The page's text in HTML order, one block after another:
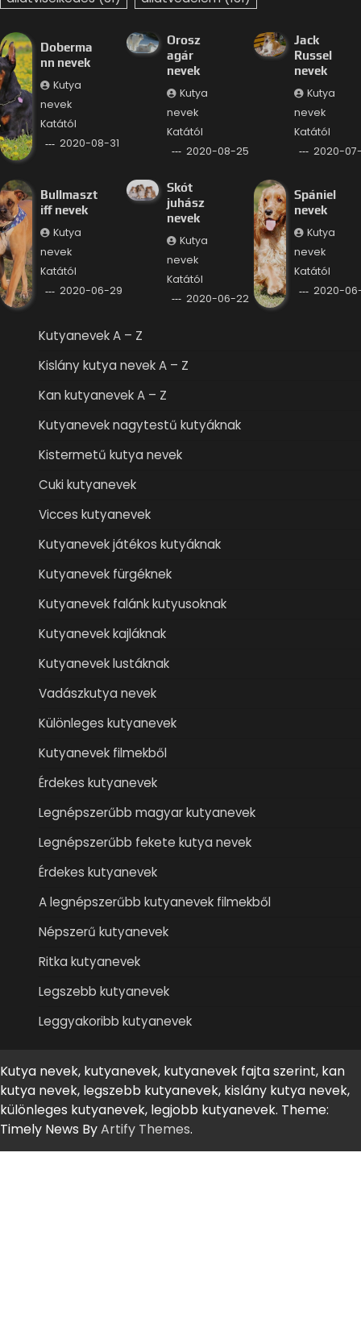
Doberma
nn nevek
Kutya
nevek
Katától
2020-08-31
Orosz
agár
nevek
Kutya
nevek
Katától
2020-08-25
Jack
Russel
nevek
Kutya
nevek
Katától
2020-
Bullmaszt
iff nevek
Kutya
nevek
Katától
2020-06-29
Skót
juhász
nevek
Kutya
nevek
Katától
2020-06-22
Spániel
nevek
Kutya
nevek
Katától
2020-
Kutyanevek A – Z
Kislány kutya nevek A – Z
Kan kutyanevek A – Z
Kutyanevek nagytestű kutyáknak
Kistermetű kutya nevek
Cuki kutyanevek
Vicces kutyanevek
Kutyanevek játékos kutyáknak
Kutyanevek fürgéknek
Kutyanevek falánk kutyusoknak
Kutyanevek kajláknak
Kutyanevek lustáknak
Vadászkutya nevek
Különleges kutyanevek
Kutyanevek filmekből
Érdekes kutyanevek
Legnépszerűbb magyar kutyanevek
Legnépszerűbb fekete kutya nevek
Érdekes kutyanevek
A legnépszerűbb kutyanevek filmekből
Népszerű kutyanevek
Ritka kutyanevek
Legszebb kutyanevek
Leggyakoribb kutyanevek
Kutya nevek, kutyanevek, kutyanevek fajta szerint, kan
kutya nevek, legszebb kutyanevek, kislány kutya nevek,
különleges kutyanevek, legjobb kutyanevek. Theme:
Timely News ByArtify Themes.